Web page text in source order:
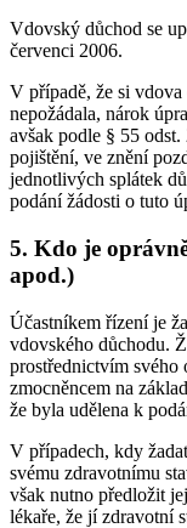
Vdovský důchod se
červenci 2006.
V případě, že si
nepožádala, nárok
avšak podle § 55
pojištění, ve znění
jednotlivých splátek
podání žádosti o tuto
5. Kdo je
apod.)
Účastníkem řízení je
vdovského důchodu.
prostřednictvím svého
zmocněncem na
že byla udělena k
V případech, kdy
svému zdravotnímu
však nutno předložit
lékaře, že jí zdravotní